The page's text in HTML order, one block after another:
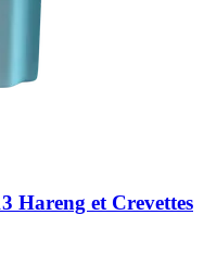
Hareng et Crevettes